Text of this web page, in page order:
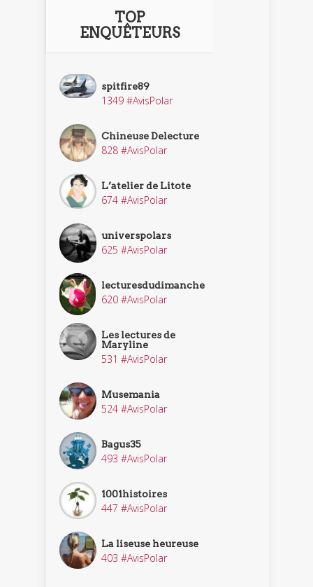
TOP
ENQUÊTEURS
spitfire89
1349 #AvisPolar
Chineuse Delecture
828 #AvisPolar
L’atelier de Litote
674 #AvisPolar
universpolars
625 #AvisPolar
lecturesdudimanche
620 #AvisPolar
Les lectures de
Maryline
531 #AvisPolar
Musemania
524 #AvisPolar
Bagus35
493 #AvisPolar
1001histoires
447 #AvisPolar
La liseuse heureuse
403 #AvisPolar